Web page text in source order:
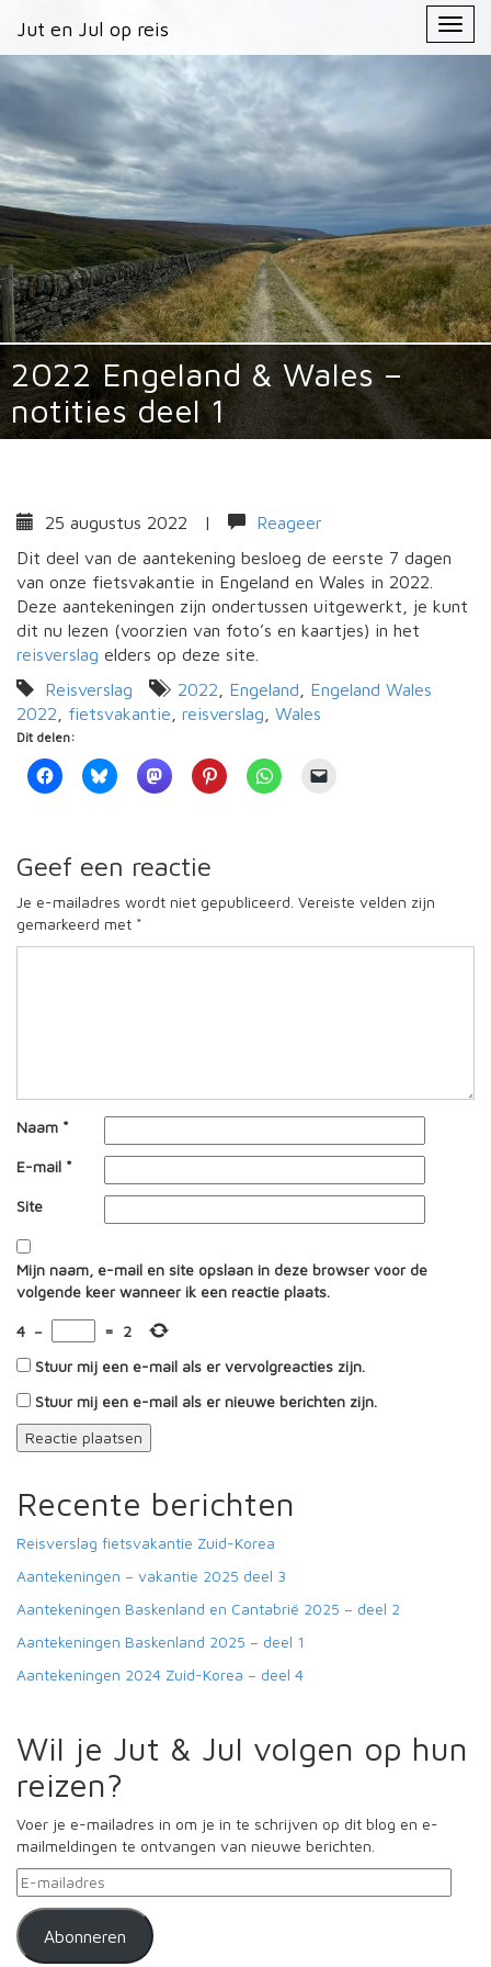
Jut en Jul op reis
Primary
Menu
Jut en Jul op reis
2022 Engeland & Wales –
notities deel 1
25 augustus 2022 |
Reageer
Dit deel van de aantekening besloeg de eerste 7 dagen
van onze fietsvakantie in Engeland en Wales in 2022.
Deze aantekeningen zijn ondertussen uitgewerkt, je kunt
dit nu lezen (voorzien van foto’s en kaartjes) in het
reisverslag elders op deze site.
Reisverslag
2022 Engeland
Engeland Wales
2022
fietsvakantie reisverslag Wales
Dit delen:
Geef een reactie
Je e-mailadres wordt niet gepubliceerd. Vereiste velden zijn
gemarkeerd met *
Naam *
E-mail *
Site
Mijn naam, e-mail en site opslaan in deze browser voor de
volgende keer wanneer ik een reactie plaats.
4 − = 2
Stuur mij een e-mail als er vervolgreacties zijn.
Stuur mij een e-mail als er nieuwe berichten zijn.
Recente berichten
Reisverslag fietsvakantie Zuid-Korea
Aantekeningen – vakantie 2025 deel 3
Aantekeningen Baskenland en Cantabrië 2025 – deel 2
Aantekeningen Baskenland 2025 – deel 1
Aantekeningen 2024 Zuid-Korea – deel 4
Wil je Jut & Jul volgen op hun
reizen?
Voer je e-mailadres in om je in te schrijven op dit blog en e-
mailmeldingen te ontvangen van nieuwe berichten.
E-
mailadres
Abonneren